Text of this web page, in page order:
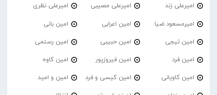
امیرعلی زند امیرعلی مصیبی امیرعلی نظری
امیرمسعود ضیا امین اعرابی امین بانی
امین تیجی امین حبیبی امین رستمی
امین فرد امین فیروزپور امین کاوه
امین کاویانی امین کیسی و فرد امین و امید